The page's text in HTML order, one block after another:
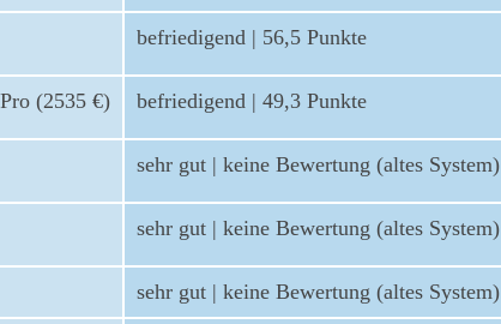
befriedigend | 56,5 Punkte
(2535 €) befriedigend | 49,3 Punkte
sehr gut | keine Bewertung (altes System)
sehr gut | keine Bewertung (altes System)
sehr gut | keine Bewertung (altes System)